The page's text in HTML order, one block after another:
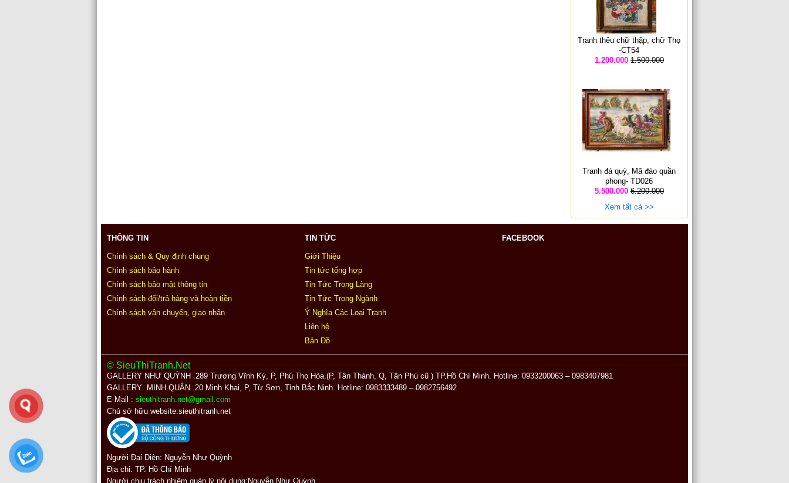
Tranh thêu chữ thập, chữ Thọ
-CT54
1.200.000 1.500.000
Tranh đá quý, Mã đáo quần
phong- TD026
5.500.000 6.200.000
Xem tất cả >>
THÔNG TIN
Chính sách & Quy định chung
Chính sách bảo hành
Chính sách bảo mật thông tin
Chính sách đổi/trả hàng và hoàn tiền
Chính sách vận chuyển, giao nhận
TIN TỨC
Giới Thiệu
Tin tức tổng hợp
Tin Tức Trong Làng
Tin Tức Trong Ngành
Ý Nghĩa Các Loại Tranh
Liên hệ
Bản Đồ
FACEBOOK
© SieuThiTranh.Net
GALLERY NHƯ QUỲNH .289 Trương Vĩnh Ký, P, Phú Thọ Hòa.(P, Tân Thành, Q, Tân Phú cũ ) TP.Hồ Chí Minh. Hotline: 0933200063 – 0983407981
GALLERY MINH QUÂN .20 Minh Khai, P, Từ Sơn, Tỉnh Bắc Ninh. Hotline: 0983333489 – 0982756492
E-Mail : sieuthitranh.net@gmail.com
Chủ sở hữu website:sieuthitranh.net
Người Đại Diện: Nguyễn Như Quỳnh
Địa chỉ: TP. Hồ Chí Minh
Người chịu trách nhiệm quản lý nội dung:Nguyễn Như Quỳnh